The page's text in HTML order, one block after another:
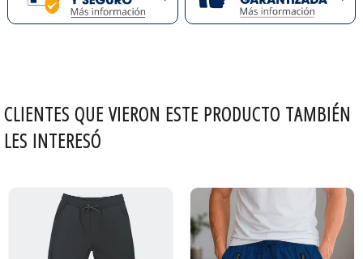
CLIENTES QUE VIERON ESTE PRODUCTO TAMBIÉN
LES INTERESÓ